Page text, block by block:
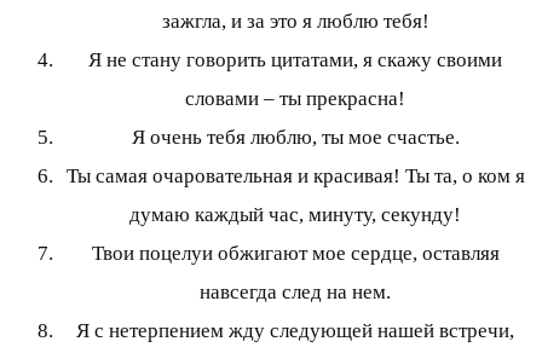
зажгла, и за это я люблю тебя!
Я не стану говорить цитатами, я скажу своими
словами – ты прекрасна!
Я очень тебя люблю, ты мое счастье.
Ты самая очаровательная и красивая! Ты та, о ком я
думаю каждый час, минуту, секунду!
Твои поцелуи обжигают мое сердце, оставляя
навсегда след на нем.
Я с нетерпением жду следующей нашей встречи,